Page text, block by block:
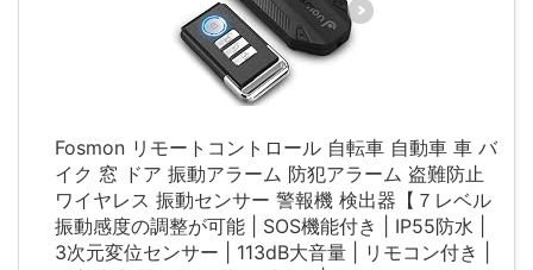
Fosmon リモートコントロール 自転車 自動車 車 バ
イク 窓 ドア 振動アラーム 防犯アラーム 盗難防止
ワイヤレス 振動センサー 警報機 検出器【７レベル
振動感度の調整が可能 | SOS機能付き | IP55防水 |
3次元変位センサー | 113dB大音量 | リモコン付き |